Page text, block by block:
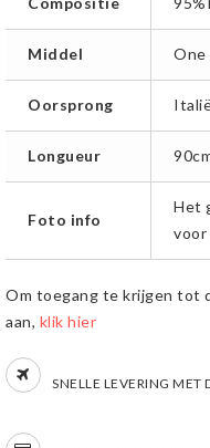
Middel One
Oorsprong
Longueur
Foto info
Het
voor
Om toegang te krijgen tot
aan, klik hier
SNELLE LEVERING MET